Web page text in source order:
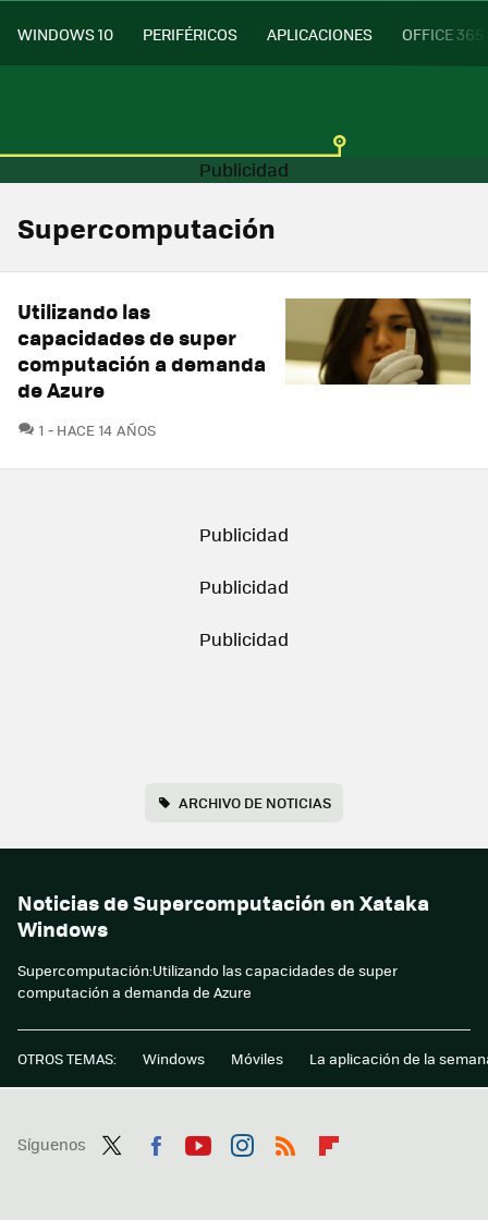
WINDOWS 10 PERIFÉRICOS APLICACIONES OFFICE 365
Supercomputación
Utilizando las
capacidades de super
computación a demanda
de Azure
1 COMENTARIOS
HACE 14 AÑOS
ARCHIVO DE NOTICIAS
Noticias de Supercomputación en Xataka
Windows
Supercomputación:Utilizando las capacidades de super
computación a demanda de Azure
OTROS TEMAS: Windows Móviles La aplicación de la
Síguenos